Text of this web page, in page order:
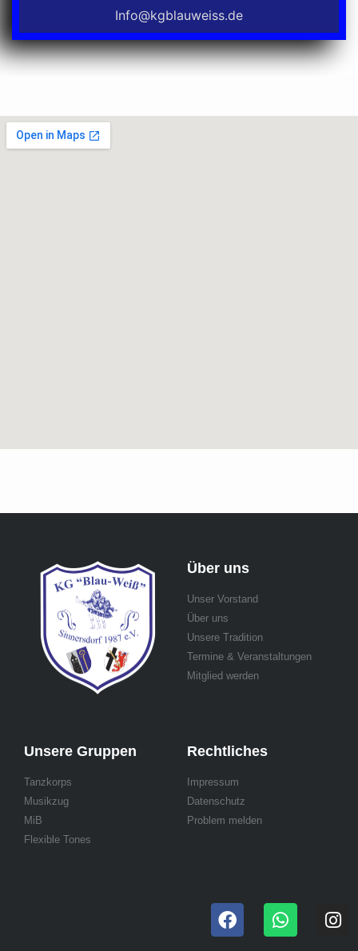
Info@kgblauweiss.de
Über uns
Unser Vorstand
Über uns
Unsere Tradition
Termine & Veranstaltungen
Mitglied werden
Unsere Gruppen
Tanzkorps
Musikzug
MiB
Flexible Tones
Rechtliches
Impressum
Datenschutz
Problem melden